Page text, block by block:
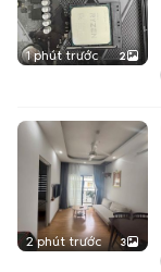
1 phút trước 2
2 phút trước 3